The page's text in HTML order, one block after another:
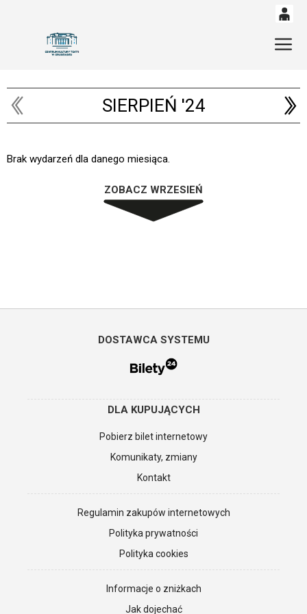
14 53
SIERPIEŃ '24
Brak wydarzeń dla danego miesiąca.
ZOBACZ WRZESIEŃ
DOSTAWCA SYSTEMU
DLA KUPUJĄCYCH
Pobierz bilet internetowy
Komunikaty, zmiany
Kontakt
Regulamin zakupów internetowych
Polityka prywatności
Polityka cookies
Informacje o zniżkach
Jak dojechać